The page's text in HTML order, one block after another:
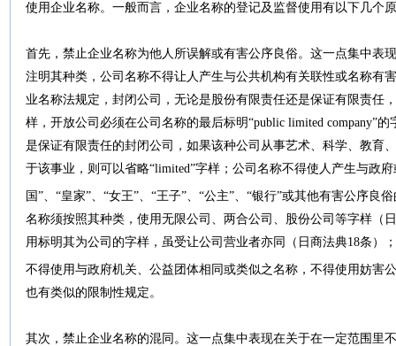
使用企业名称。一般而言，企业名称的登记及监督使用有以下几个
首先，禁止企业名称为他人所误解或有害公序良俗。这一点集中表
注明其种类，公司名称不得让人产生与公共机构有关联性或名称有
业名称法规定，封闭公司，无论是股份有限责任还是保证有限责任
样，开放公司必须在公司名称的最后标明“public limited company”
是保证有限责任的封闭公司，如果该种公司从事艺术、科学、教育
于该事业，则可以省略“limited”字样；公司名称不得使人产生与政
国”、“皇家”、“女王”、“王子”、“公主”、“银行”或其他有害公序良
名称须按照其种类，使用无限公司、两合公司、股份公司等字样（
用标明其为公司的字样，虽受让公司营业者亦同（日商法典18条）
不得使用与政府机关、公益团体相同或类似之名称，不得使用妨害
也有类似的限制性规定。
其次，禁止企业名称的混同。这一点集中表现在关于在一定范围里